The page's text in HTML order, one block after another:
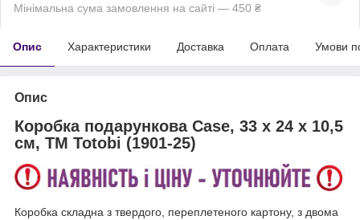
Мінімальна сума замовлення на сайті — 450 ₴
Опис Характеристики Доставка Оплата Умови
Опис
Коробка подарункова Case, 33 х 24 х 10,5
см, ТМ Totobi (1901-25)
Коробка складна з твердого, переплетеного картону, з двома